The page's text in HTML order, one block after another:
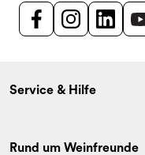
Service & Hilfe
Rund um Weinfreunde